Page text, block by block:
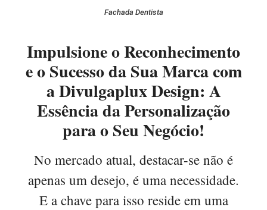
Fachada Dentista
Impulsione o Reconhecimento
e o Sucesso da Sua Marca com
a Divulgaplux Design: A
Essência da Personalização
para o Seu Negócio!
No mercado atual, destacar-se não é
apenas um desejo, é uma necessidade.
E a chave para isso reside em uma